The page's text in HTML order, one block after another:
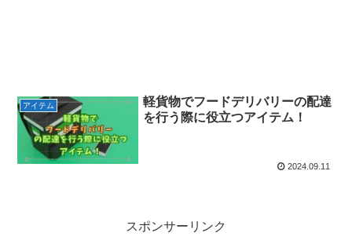
アイテム
軽貨物でフードデリバリーの配達
を行う際に役立つアイテム！
2024.09.11
スポンサーリンク